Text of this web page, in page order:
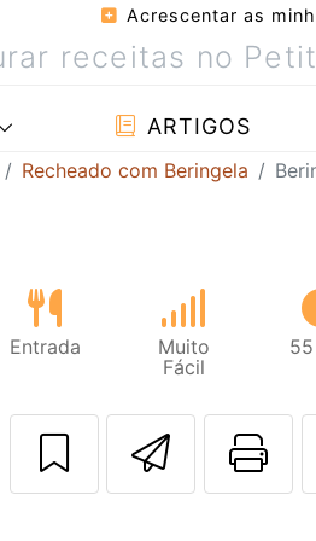
Acrescentar as
ARTIGOS
Recheado com Beringela
Entrada
Muito
Fácil
Enviar